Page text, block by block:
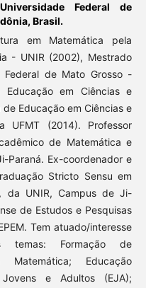
Universidade Federal de
Brasil.
em Matemática pela
- UNIR (2002), Mestrado
Federal de Mato Grosso -
em Ciências e
Educação em Ciências e
UFMT (2014). Professor
de Matemática e
Paraná. Ex-coordenador e
Stricto Sensu em
da UNIR, Campus de Ji-
de Estudos e Pesquisas
Tem atuado/interesse
temas: Formação de
Matemática; Educação
e Adultos (EJA);